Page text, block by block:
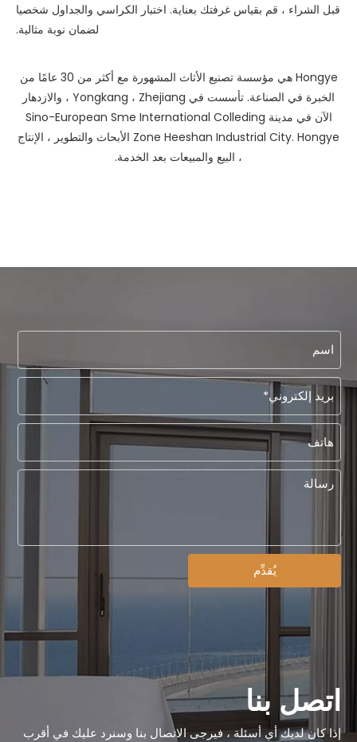
قبل الشراء ، قم بقياس غرفتك بعناية. اختبار الكراسي والجداول شخصيا
لضمان نوبة مثالية.
Hongye هي مؤسسة تصنيع الأثاث المشهورة مع أكثر من 30 عامًا من
الخبرة في الصناعة. تأسست في Yongkang ، Zhejiang ، والازدهار
الآن في مدينة Sino-European Sme International Colleding
Zone Heeshan Industrial City. Hongye الأبحاث والتطوير ، الإنتاج
، البيع والمبيعات بعد الخدمة.
يُقدِّم
اتصل بنا
إذا كان لديك أي أسئلة ، فيرجى الاتصال بنا وسنرد عليك في أقرب